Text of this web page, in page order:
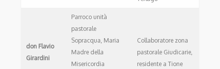
don Flavio
Girardini
Parroco unità
pastorale
Sopracqua, Maria
Madre della
Misericordia
Collaboratore zona
pastorale Giudicarie,
residente a Tione